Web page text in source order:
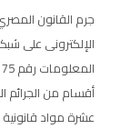
جرم القانون
الإلكترونى على
أقسام من الجرائم
عشرة مواد